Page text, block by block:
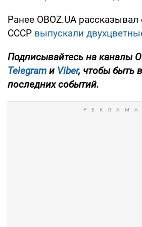
Ранее OBOZ.UA
СССР выпускали
Подписывайтесь на каналы
Telegram и Viber, чтобы быть
последних событий.